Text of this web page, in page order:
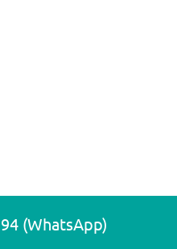
(WhatsApp)